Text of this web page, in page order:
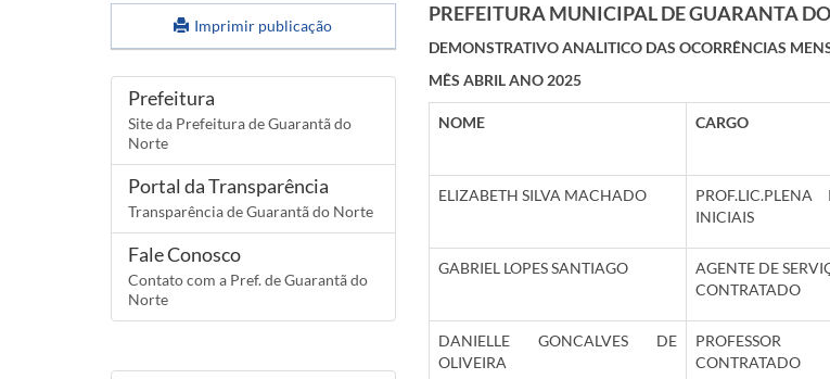
Imprimir publicação
Links
Prefeitura
Site da Prefeitura de Guarantã do
Norte
Portal da Transparência
Transparência de Guarantã do Norte
Fale Conosco
Contato com a Pref. de Guarantã do
Norte
PREFEITURA MUNICIPAL DE GUARANTA
DEMONSTRATIVO ANALITICO DAS OCORRÊNCIAS
MÊS ABRIL ANO 2025
NOME CARGO
ELIZABETH SILVA MACHADO
PROF.LIC.PLENA
INICIAIS
GABRIEL LOPES SANTIAGO
AGENTE DE
CONTRATADO
DANIELLE GONCALVES DE
OLIVEIRA
CONTRATADO